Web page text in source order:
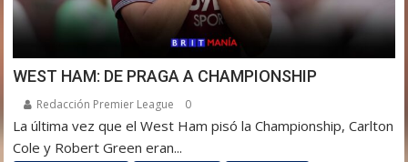
WEST HAM: DE PRAGA A CHAMPIONSHIP
Redacción Premier League 0
La última vez que el West Ham pisó la Championship, Carlton
Cole y Robert Green eran...